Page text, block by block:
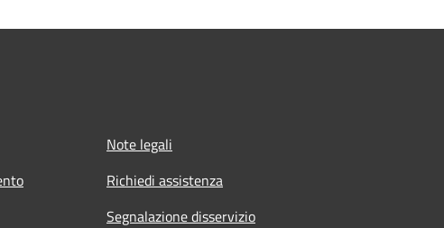
Note legali
Richiedi assistenza
Segnalazione disservizio